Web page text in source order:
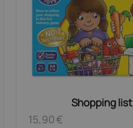
Shopping list
15,90€